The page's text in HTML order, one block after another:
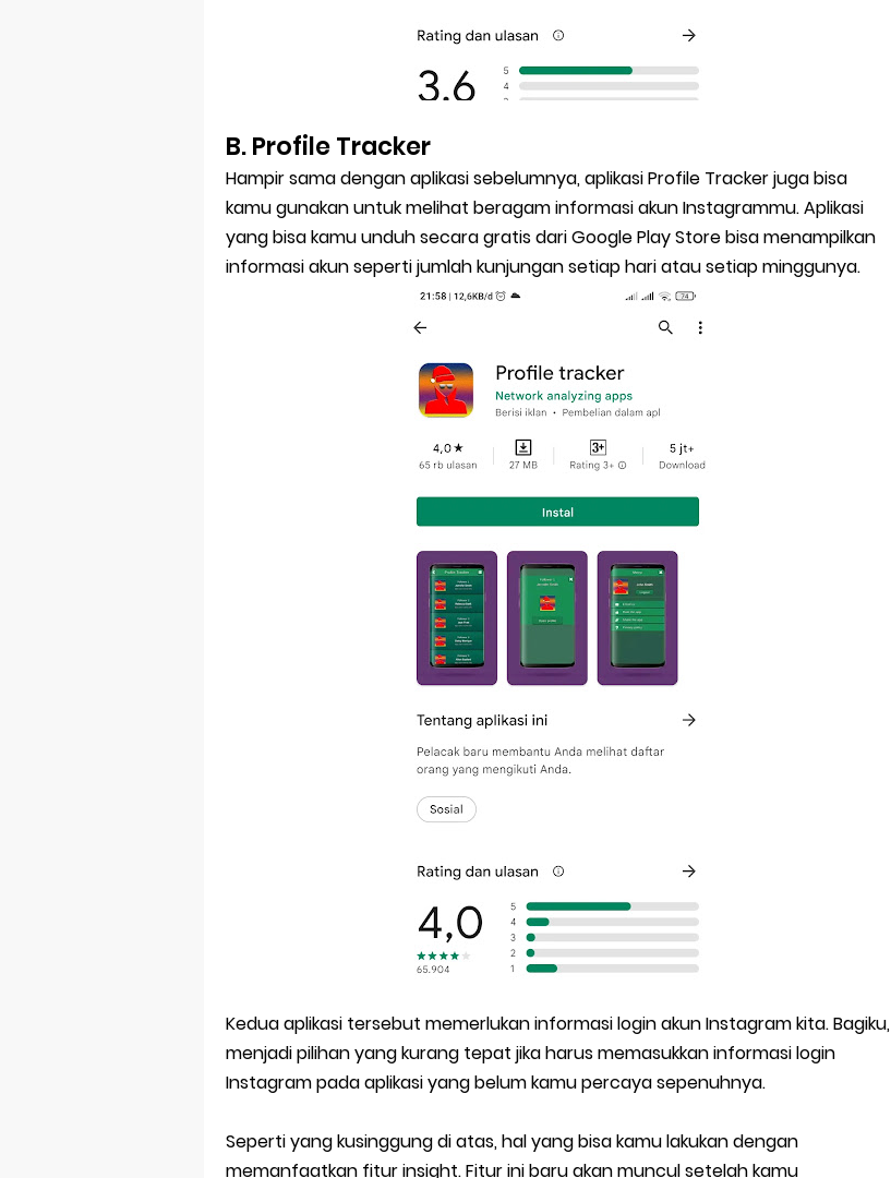
B. Profile Tracker
Hampir sama dengan aplikasi sebelumnya, aplikasi Profile Tracker juga bisa
kamu gunakan untuk melihat beragam informasi akun Instagrammu. Aplikasi
yang bisa kamu unduh secara gratis dari Google Play Store bisa menampilkan
informasi akun seperti jumlah kunjungan setiap hari atau setiap minggunya.
Kedua aplikasi tersebut memerlukan informasi login akun Instagram kita. Bagiku,
menjadi pilihan yang kurang tepat jika harus memasukkan informasi login
Instagram pada aplikasi yang belum kamu percaya sepenuhnya.
Seperti yang kusinggung di atas, hal yang bisa kamu lakukan dengan
memanfaatkan fitur insight. Fitur ini baru akan muncul setelah kamu